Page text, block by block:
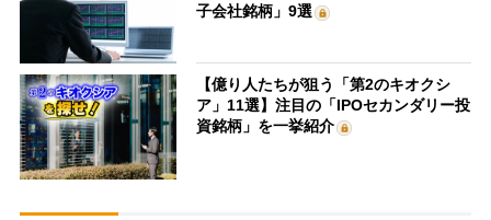
子会社銘柄」9選
【億り人たちが狙う「第2のキオクシ
ア」11選】注目の「IPOセカンダリー投
資銘柄」を一挙紹介